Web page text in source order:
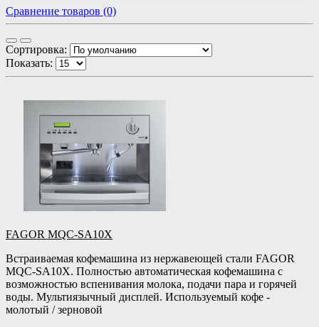
Сравнение товаров (0)
Сортировка:
Показать:
FAGOR MQC-SA10X
Встраиваемая кофемашина из нержавеющей стали FAGOR
MQC-SA10X. Полностью автоматическая кофемашина с
возможностью вспенивания молока, подачи пара и горячей
воды. Мультиязычный дисплей. Используемый кофе -
молотый / зерновой